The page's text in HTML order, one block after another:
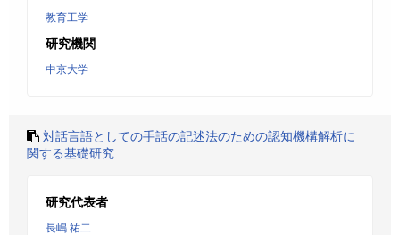
教育工学
研究機関
中京大学
対話言語としての手話の記述法のための認知機構解析に
関する基礎研究
研究代表者
長嶋 祐二